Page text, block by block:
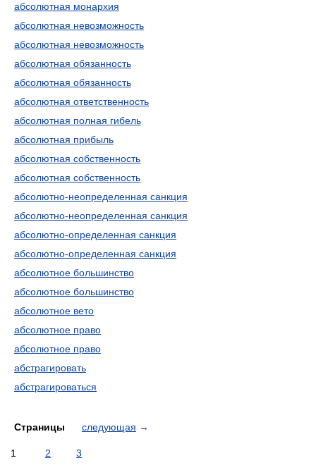
абсолютная монархия
абсолютная невозможность
абсолютная невозможность
абсолютная обязанность
абсолютная обязанность
абсолютная ответственность
абсолютная полная гибель
абсолютная прибыль
абсолютная собственность
абсолютная собственность
абсолютно-неопределенная санкция
абсолютно-неопределенная санкция
абсолютно-определенная санкция
абсолютно-определенная санкция
абсолютное большинство
абсолютное большинство
абсолютное вето
абсолютное право
абсолютное право
абстрагировать
абстрагироваться
Страницы следующая →
1 2 3